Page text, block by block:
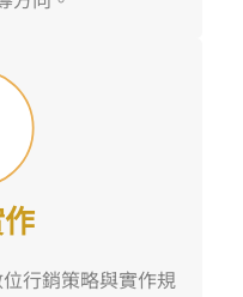
行銷策略與實作規